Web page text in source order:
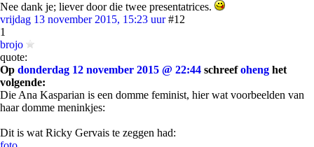
Nee dank je; liever door die twee presentatrices.
vrijdag 13 november 2015, 15:23 uur #12
1
brojo
quote:
Op donderdag 12 november 2015 @ 22:44 schreefoheng het
volgende:
Die Ana Kasparian is een domme feminist, hier wat voorbeelden van
haar domme meninkjes:
Dit is wat Ricky Gervais te zeggen had: